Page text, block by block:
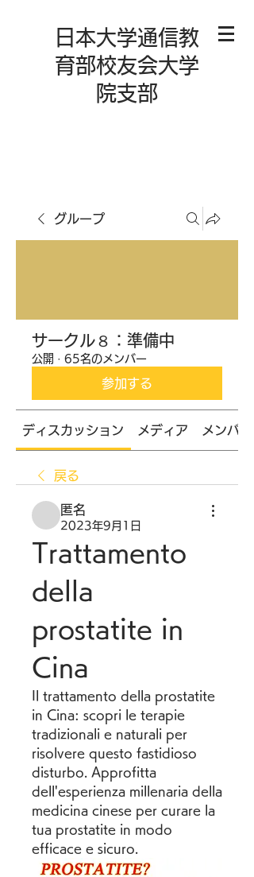
日本大学通信教
育部校友会大学
院支部
グループ
サークル８：準備中
公開 · 65名のメンバー
参加する
ディスカッション メディア メンバー
戻る
匿名
2023年9月1日
Trattamento
della
prostatite in
Cina
Il trattamento della prostatite
in Cina: scopri le terapie
tradizionali e naturali per
risolvere questo fastidioso
disturbo. Approfitta
dell'esperienza millenaria della
medicina cinese per curare la
tua prostatite in modo
efficace e sicuro.